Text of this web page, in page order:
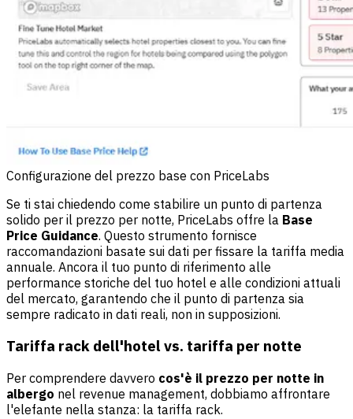
Configurazione del prezzo base con PriceLabs
Se ti stai chiedendo come stabilire un punto di partenza
solido per il prezzo per notte, PriceLabs offre la Base
Price Guidance. Questo strumento fornisce
raccomandazioni basate sui dati per fissare la tariffa media
annuale. Ancora il tuo punto di riferimento alle
performance storiche del tuo hotel e alle condizioni attuali
del mercato, garantendo che il punto di partenza sia
sempre radicato in dati reali, non in supposizioni.
Tariffa rack dell'hotel vs. tariffa per notte
Per comprendere davvero cos'è il prezzo per notte in
albergo nel revenue management, dobbiamo affrontare
l'elefante nella stanza: la tariffa rack.